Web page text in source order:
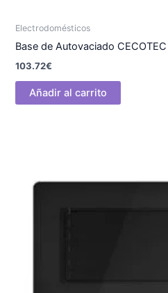
Electrodomésticos
Base de Autovaciado
103.72€
Añadir al carrito